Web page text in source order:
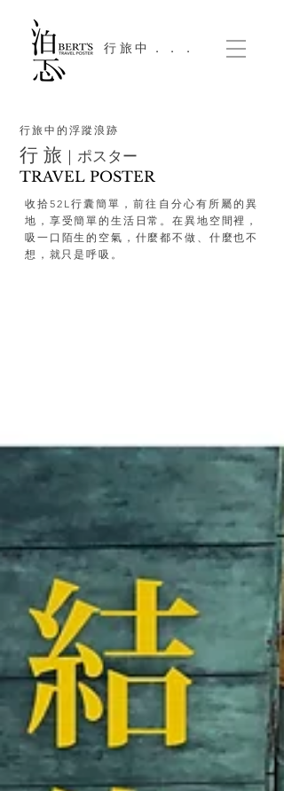
​行旅中．．．
行旅中的浮蹤浪跡
行 旅 ｜ポスター
TRAVEL POSTER
收拾52L行囊簡單，前往自分心有所屬的異
地，享受簡單的生活日常。在異地空間裡，
吸一口陌生的空氣，什麼都不做、什麼也不
想，就只是呼吸。